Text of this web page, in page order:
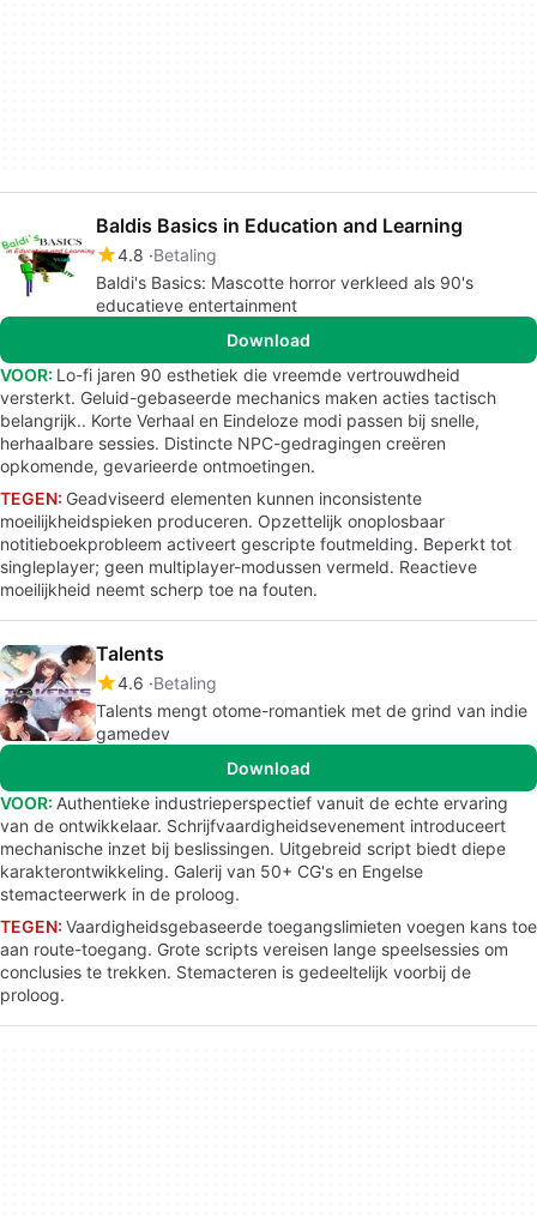
Baldis Basics in Education and Learning
4.8 Betaling
Baldi's Basics: Mascotte horror verkleed als 90's
educatieve entertainment
Download
VOOR: Lo-fi jaren 90 esthetiek die vreemde vertrouwdheid
versterkt. Geluid-gebaseerde mechanics maken acties tactisch
belangrijk.. Korte Verhaal en Eindeloze modi passen bij snelle,
herhaalbare sessies. Distincte NPC-gedragingen creëren
opkomende, gevarieerde ontmoetingen.
TEGEN: Geadviseerd elementen kunnen inconsistente
moeilijkheidspieken produceren. Opzettelijk onoplosbaar
notitieboekprobleem activeert gescripte foutmelding. Beperkt tot
singleplayer; geen multiplayer-modussen vermeld. Reactieve
moeilijkheid neemt scherp toe na fouten.
Talents
4.6 Betaling
Talents mengt otome-romantiek met de grind van indie
gamedev
Download
VOOR: Authentieke industrieperspectief vanuit de echte ervaring
van de ontwikkelaar. Schrijfvaardigheidsevenement introduceert
mechanische inzet bij beslissingen. Uitgebreid script biedt diepe
karakterontwikkeling. Galerij van 50+ CG's en Engelse
stemacteerwerk in de proloog.
TEGEN: Vaardigheidsgebaseerde toegangslimieten voegen kans toe
aan route-toegang. Grote scripts vereisen lange speelsessies om
conclusies te trekken. Stemacteren is gedeeltelijk voorbij de
proloog.